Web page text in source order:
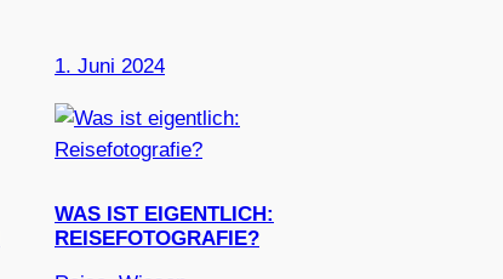
1. Juni 2024
WAS IST EIGENTLICH:
REISEFOTOGRAFIE?